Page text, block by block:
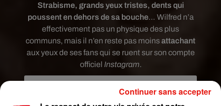
Strabisme, grands yeux tristes, dents qui
poussent en dehors de sa bouche… Wilfred n’a
effectivement pas un physique des plus
communs, mais il n’en reste pas moinsattachant
aux yeux de ses fans qui se ruent sur son compte
officiel Instagram.
Continuer sans accepter